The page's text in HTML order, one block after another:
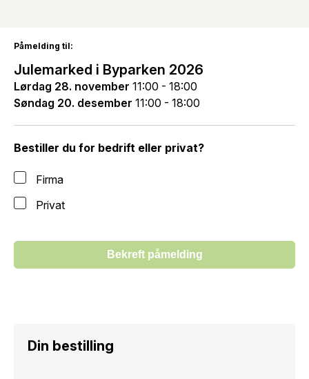
Påmelding til:
Julemarked i Byparken 2026
Lørdag 28. november 11:00 - 18:00
Søndag 20. desember 11:00 - 18:00
Bestiller du for bedrift eller privat?
Firma
Privat
Bekreft påmelding
Din bestilling